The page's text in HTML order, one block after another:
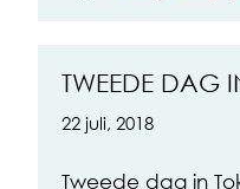
TWEEDE DAG
22 juli, 2018
Tweede dag in